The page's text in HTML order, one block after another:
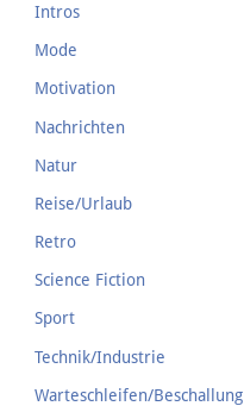
Intros
Mode
Motivation
Nachrichten
Natur
Reise/Urlaub
Retro
Science Fiction
Sport
Technik/Industrie
Warteschleifen/Beschallung